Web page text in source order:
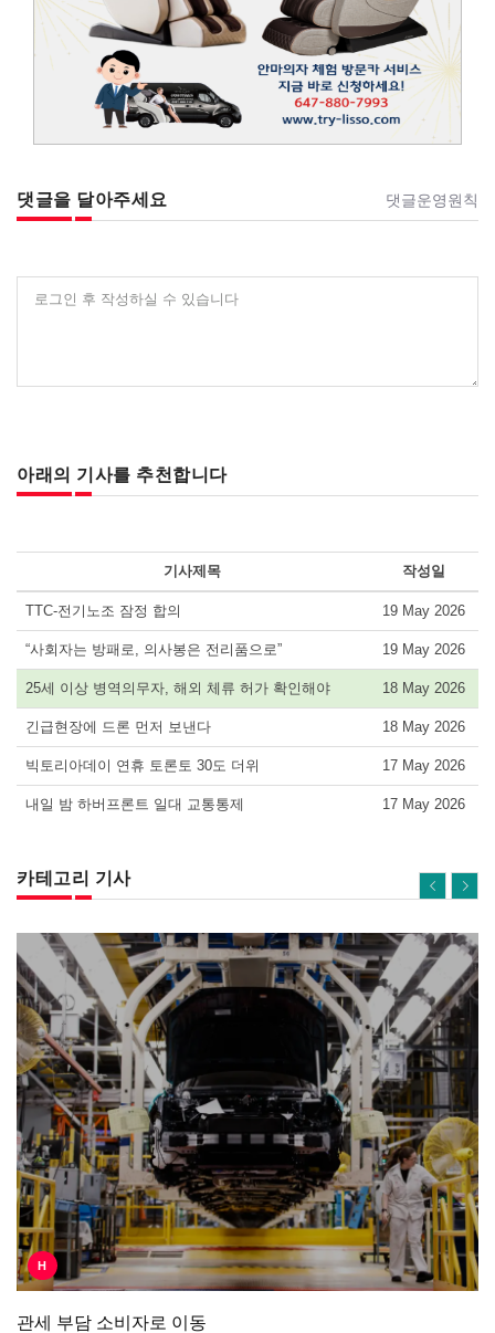
댓글을 달아주세요 댓글운영원칙
로그인 후 작성하실 수 있습니다
아래의 기사를 추천합니다
기사제목 작성일
TTC-전기노조 잠정 합의 19 May 2026
“사회자는 방패로, 의사봉은 전리품으로” 19 May 2026
25세 이상 병역의무자, 해외 체류 허가 확인해야 18 May 2026
긴급현장에 드론 먼저 보낸다 18 May 2026
빅토리아데이 연휴 토론토 30도 더위 17 May 2026
내일 밤 하버프론트 일대 교통통제 17 May 2026
카테고리 기사
H
관세 부담 소비자로 이동